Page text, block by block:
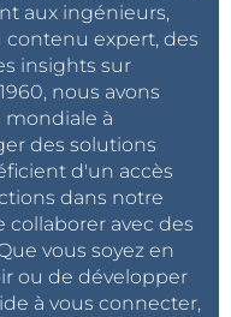
aux ingénieurs,
contenu expert, des
insights sur
nous avons
à
des solutions
d'un accès
dans notre
avec des
vous soyez en
ou de développer
à vous connecter,